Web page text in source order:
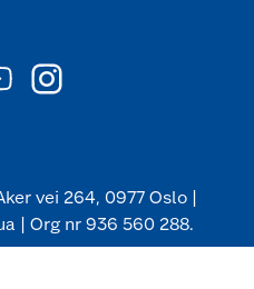
vei 264, 0977 Oslo |
| Org nr 936 560 288.